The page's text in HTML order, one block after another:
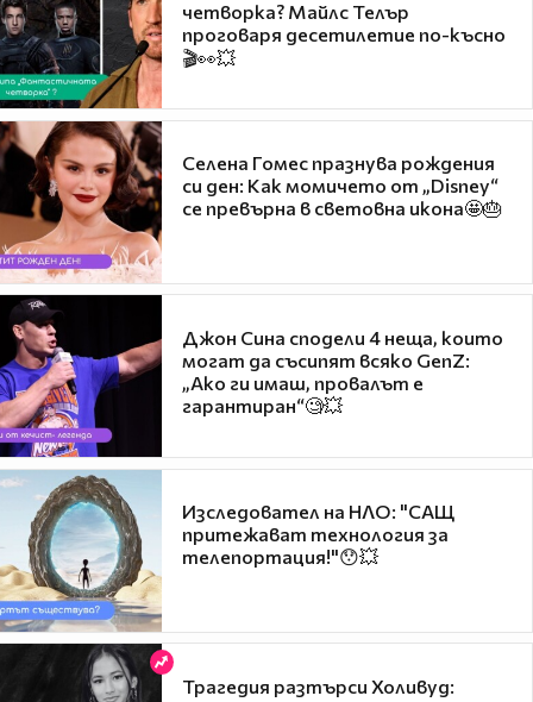
четворка? Майлс Телър
проговаря десетилетие по-късно
🎬👀💥
Селена Гомес празнува рождения
си ден: Как момичето от „Disney“
се превърна в световна икона🤩🎂
Джон Сина сподели 4 неща, които
могат да съсипят всяко GenZ:
„Ако ги имаш, провалът е
гарантиран“🧐💥
Изследовател на НЛО: "САЩ
притежават технология за
телепортация!"😯💥
Трагедия разтърси Холивуд: